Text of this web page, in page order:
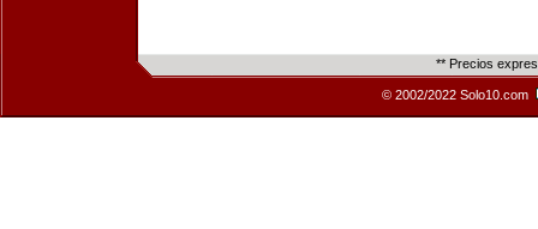
** Precios
© 2002/2022 Solo10.com